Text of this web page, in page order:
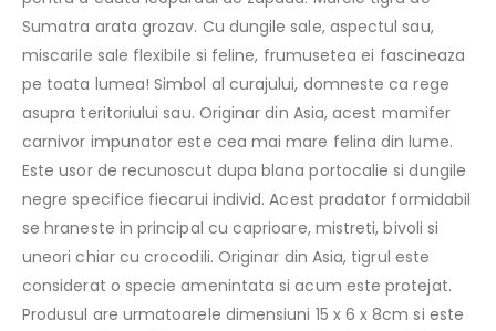
Sumatra arata grozav. Cu dungile sale, aspectul sau,
miscarile sale flexibile si feline, frumusetea ei fascineaza
pe toata lumea! Simbol al curajului, domneste ca rege
asupra teritoriului sau. Originar din Asia, acest mamifer
carnivor impunator este cea mai mare felina din lume.
Este usor de recunoscut dupa blana portocalie si dungile
negre specifice fiecarui individ. Acest pradator formidabil
se hraneste in principal cu caprioare, mistreti, bivoli si
uneori chiar cu crocodili. Originar din Asia, tigrul este
considerat o specie amenintata si acum este protejat.
Produsul are urmatoarele dimensiuni 15 x 6 x 8cm si este